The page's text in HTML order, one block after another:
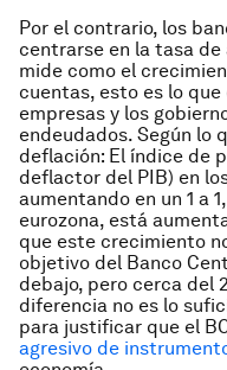
Por el contrario, los
centrarse en la tasa de
mide como el
cuentas, esto es lo
empresas y los
endeudados. Según lo
deflación: El índice de
deflactor del PIB) en
aumentando en un 1 a
eurozona, está
que este crecimiento
objetivo del Banco
debajo, pero cerca del
diferencia no es lo
para justificar que el
agresivo de